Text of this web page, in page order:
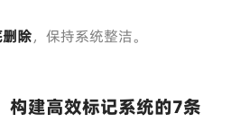
除，保持系统整洁。
构建高效标记系统的7条